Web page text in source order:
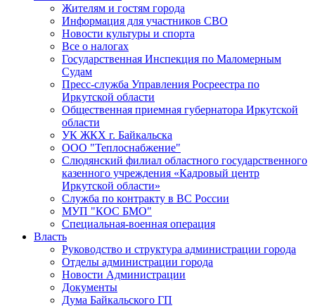
Жителям и гостям города
Информация для участников СВО
Новости культуры и спорта
Все о налогах
Государственная Инспекция по Маломерным
Судам
Пресс-служба Управления Росреестра по
Иркутской области
Общественная приемная губернатора Иркутской
области
УК ЖКХ г. Байкальска
ООО "Теплоснабжение"
Слюдянский филиал областного государственного
казенного учреждения «Кадровый центр
Иркутской области»
Служба по контракту в ВС России
МУП "КОС БМО"
Специальная-военная операция
Власть
Руководство и структура администрации города
Отделы администрации города
Новости Администрации
Документы
Дума Байкальского ГП